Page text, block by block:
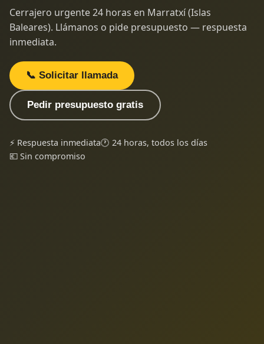
Cerrajero urgente 24 horas en Marratxí (Islas
Baleares). Llámanos o pide presupuesto — respuesta
inmediata.
📞 Solicitar llamada
Pedir presupuesto gratis
⚡ Respuesta inmediata🕐 24 horas, todos los días
💶 Sin compromiso